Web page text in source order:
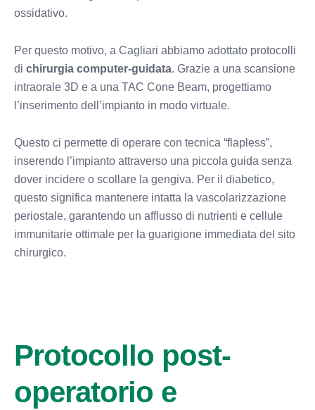
ossidativo.
Per questo motivo, a Cagliari abbiamo adottato protocolli
di chirurgia computer-guidata. Grazie a una scansione
intraorale 3D e a una TAC Cone Beam, progettiamo
l’inserimento dell’impianto in modo virtuale.
Questo ci permette di operare con tecnica “flapless”,
inserendo l’impianto attraverso una piccola guida senza
dover incidere o scollare la gengiva. Per il diabetico,
questo significa mantenere intatta la vascolarizzazione
periostale, garantendo un afflusso di nutrienti e cellule
immunitarie ottimale per la guarigione immediata del sito
chirurgico.
Protocollo post-
operatorio e